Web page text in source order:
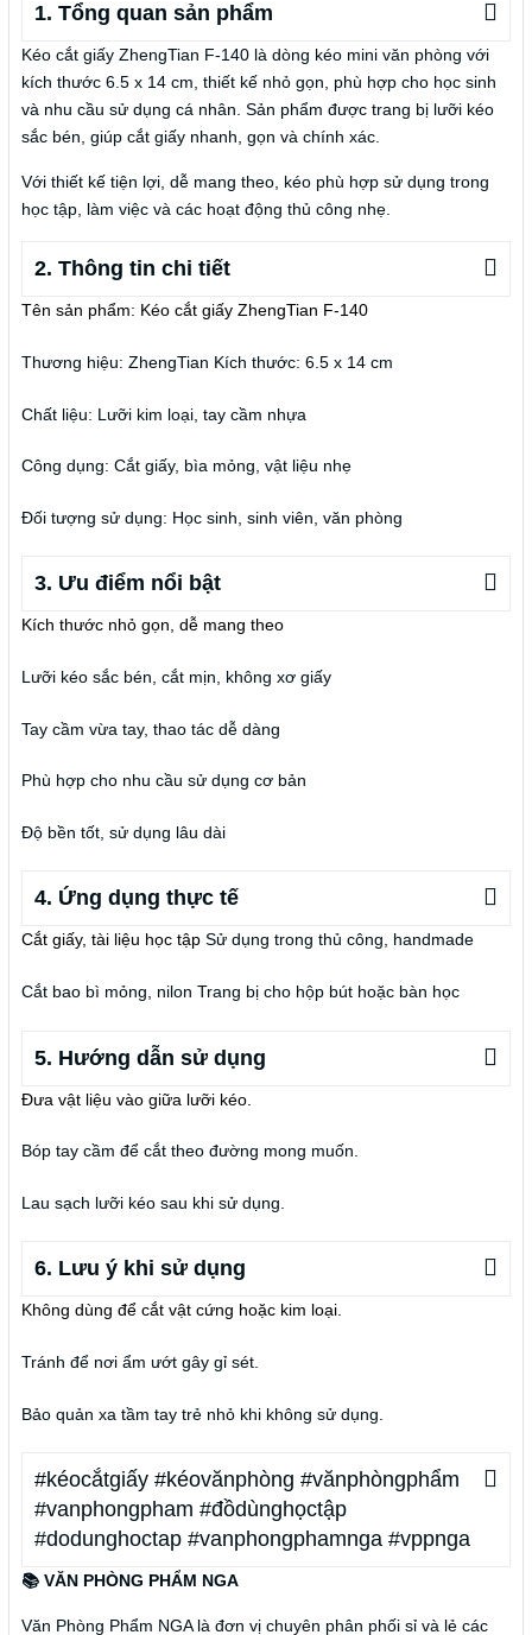
1. Tổng quan sản phẩm
Kéo cắt giấy ZhengTian F-140 là dòng kéo mini văn phòng với
kích thước 6.5 x 14 cm, thiết kế nhỏ gọn, phù hợp cho học sinh
và nhu cầu sử dụng cá nhân. Sản phẩm được trang bị lưỡi kéo
sắc bén, giúp cắt giấy nhanh, gọn và chính xác.
Với thiết kế tiện lợi, dễ mang theo, kéo phù hợp sử dụng trong
học tập, làm việc và các hoạt động thủ công nhẹ.
2. Thông tin chi tiết
Tên sản phẩm: Kéo cắt giấy ZhengTian F-140
Thương hiệu: ZhengTian Kích thước: 6.5 x 14 cm
Chất liệu: Lưỡi kim loại, tay cầm nhựa
Công dụng: Cắt giấy, bìa mỏng, vật liệu nhẹ
Đối tượng sử dụng: Học sinh, sinh viên, văn phòng
3. Ưu điểm nổi bật
Kích thước nhỏ gọn, dễ mang theo
Lưỡi kéo sắc bén, cắt mịn, không xơ giấy
Tay cầm vừa tay, thao tác dễ dàng
Phù hợp cho nhu cầu sử dụng cơ bản
Độ bền tốt, sử dụng lâu dài
4. Ứng dụng thực tế
Cắt giấy, tài liệu học tập Sử dụng trong thủ công, handmade
Cắt bao bì mỏng, nilon Trang bị cho hộp bút hoặc bàn học
5. Hướng dẫn sử dụng
Đưa vật liệu vào giữa lưỡi kéo.
Bóp tay cầm để cắt theo đường mong muốn.
Lau sạch lưỡi kéo sau khi sử dụng.
6. Lưu ý khi sử dụng
Không dùng để cắt vật cứng hoặc kim loại.
Tránh để nơi ẩm ướt gây gỉ sét.
Bảo quản xa tầm tay trẻ nhỏ khi không sử dụng.
#kéocắtgiấy #kéovănphòng #vănphòngphẩm
#vanphongpham #đồdùnghọctập
#dodunghoctap #vanphongphamnga #vppnga
📚 VĂN PHÒNG PHẨM NGA
Văn Phòng Phẩm NGA là đơn vị chuyên phân phối sỉ và lẻ các